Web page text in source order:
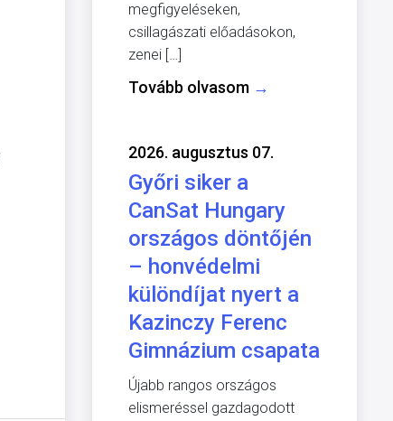
megfigyeléseken,
csillagászati előadásokon,
zenei […]
Tovább olvasom →
2026. augusztus 07.
Győri siker a
CanSat Hungary
országos döntőjén
– honvédelmi
különdíjat nyert a
Kazinczy Ferenc
Gimnázium csapata
Újabb rangos országos
elismeréssel gazdagodott